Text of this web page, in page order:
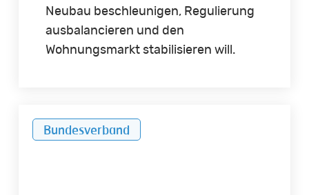
Neubau beschleunigen, Regulierung
ausbalancieren und den
Wohnungsmarkt stabilisieren will.
bremstBundesverband